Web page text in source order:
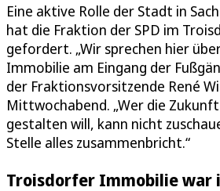
Eine aktive Rolle der Stadt in
hat die Fraktion der SPD im
gefordert. „Wir sprechen hier
Immobilie am Eingang der
der Fraktionsvorsitzende René
Mittwochabend. „Wer die
gestalten will, kann nicht
Stelle alles zusammenbricht.“
Troisdorfer Immobilie war